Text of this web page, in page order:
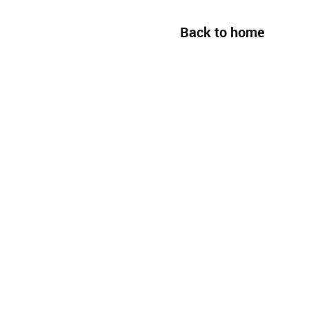
Back to home